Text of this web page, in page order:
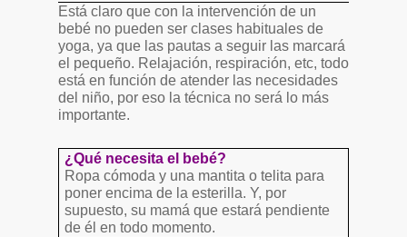
Está claro que con la intervención de un
bebé no pueden ser clases habituales de
yoga, ya que las pautas a seguir las marcará
el pequeño. Relajación, respiración, etc, todo
está en función de atender las necesidades
del niño, por eso la técnica no será lo más
importante.
¿Qué necesita el bebé?
Ropa cómoda y una mantita o telita para
poner encima de la esterilla. Y, por
supuesto, su mamá que estará pendiente
de él en todo momento.